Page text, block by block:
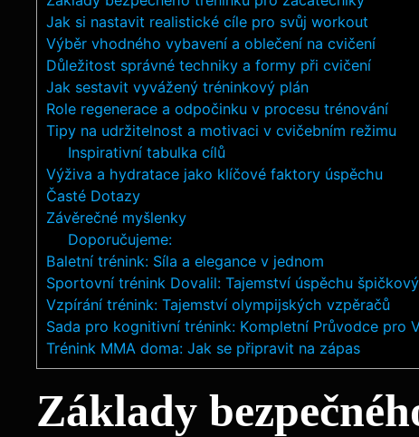
Jak si nastavit realistické cíle pro svůj workout
Výběr vhodného vybavení a oblečení na cvičení
Důležitost správné techniky a formy při cvičení
Jak sestavit vyvážený tréninkový plán
Role regenerace a odpočinku v procesu trénování
Tipy na udržitelnost a motivaci v cvičebním režimu
Inspirativní tabulka cílů
Výživa a hydratace jako klíčové faktory úspěchu
Časté Dotazy
Závěrečné myšlenky
Doporučujeme:
Baletní trénink: Síla a elegance v jednom
Sportovní trénink Dovalil: Tajemství úspěchu
Vzpírání trénink: Tajemství olympijských vzpěračů
Sada pro kognitivní trénink: Kompletní Průvodce pro
Trénink MMA doma: Jak se připravit na zápas
Základy